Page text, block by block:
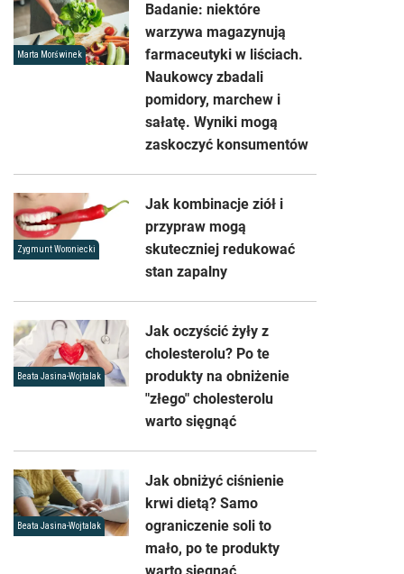
Marta Morświnek
Badanie: niektóre
warzywa magazynują
farmaceutyki w liściach.
Naukowcy zbadali
pomidory, marchew i
sałatę. Wyniki mogą
zaskoczyć konsumentów
Zygmunt Woroniecki
Jak kombinacje ziół i
przypraw mogą
skuteczniej redukować
stan zapalny
Beata Jasina-Wojtalak
Jak oczyścić żyły z
cholesterolu? Po te
produkty na obniżenie
"złego" cholesterolu
warto sięgnąć
Beata Jasina-Wojtalak
Jak obniżyć ciśnienie
krwi dietą? Samo
ograniczenie soli to
mało, po te produkty